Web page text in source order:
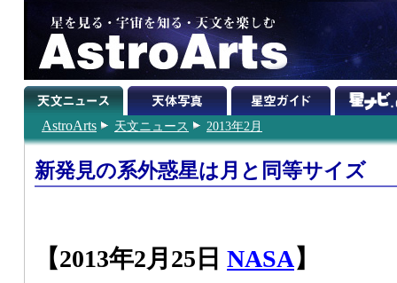
AstroArts 天文ニュース 2013年2月
新発見の系外惑星は月と同等サイズ
【2013年2月25日 NASA】